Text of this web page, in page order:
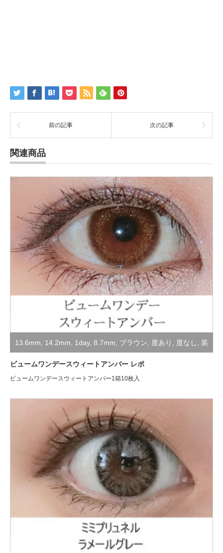
前の記事 次の記事
関連商品
13.6mm, 14.2mm, 1day, 8.7mm, ブラウン, 度あり , 度なし, 装
着レポ
ビュームワンデースウィートアンバー レポ
ビュームワンデースウィートアンバー1箱10枚入